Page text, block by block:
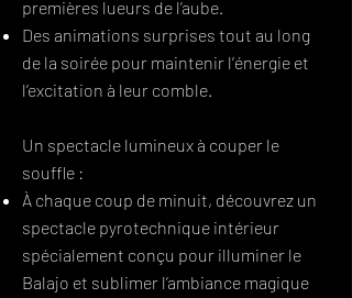
premières lueurs de l’aube.
Des animations surprises tout au long
de la soirée pour maintenir l’énergie et
l’excitation à leur comble.
Un spectacle lumineux à couper le
souffle :
À chaque coup de minuit, découvrez un
spectacle pyrotechnique intérieur
spécialement conçu pour illuminer le
Balajo et sublimer l’ambiance magique